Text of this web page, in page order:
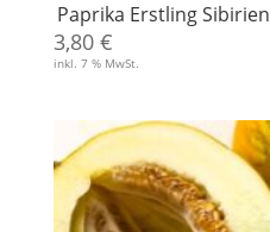
Paprika Erstling Sibirien
3,80 €
inkl. 7 % MwSt.